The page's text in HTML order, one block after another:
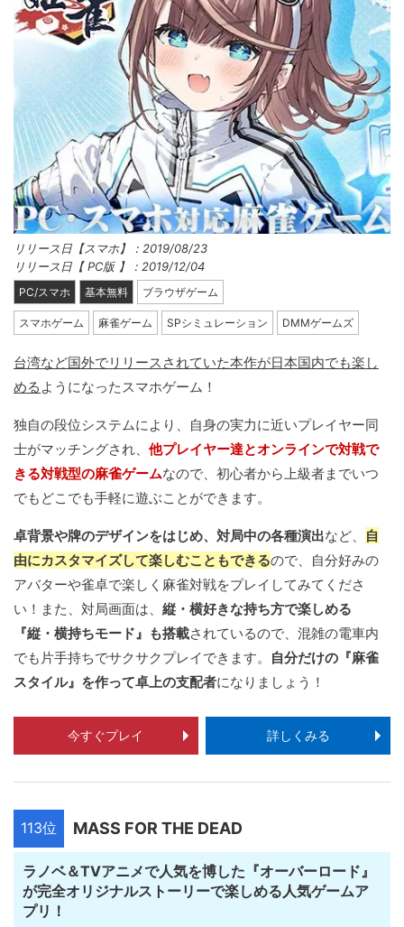
リリース日【スマホ】：2019/08/23
リリース日【 PC版 】：2019/12/04
PC/スマホ 基本無料 ブラウザゲーム
スマホゲーム 麻雀ゲーム SPシミュレーション DMMゲームズ
台湾など国外でリリースされていた本作が日本国内でも楽し
める ようになったスマホゲーム！
独自の段位システムにより、自身の実力に近いプレイヤー同
士がマッチングされ、 他プレイヤー達とオンラインで対戦で
きる対戦型の麻雀ゲームなので、初心者から上級者までいつ
でもどこでも手軽に遊ぶことができます。
卓背景や牌のデザインをはじめ、対局中の各種演出など、
自
由にカスタマイズして楽しむこともできるので、自分好みの
アバターや雀卓で楽しく麻雀対戦をプレイしてみてくださ
い！また、対局画面は、 縦・横好きな持ち方で楽しめる
『縦・横持ちモード』も搭載されているので、混雑の電車内
でも片手持ちでサクサクプレイできます。
自分だけの『麻雀
スタイル』を作って卓上の支配者になりましょう！
今すぐプレイ 詳しくみる
113位 MASS FOR THE DEAD
ラノベ＆TVアニメで人気を博した『オーバーロード』
が完全オリジナルストーリーで楽しめる人気ゲームア
プリ！